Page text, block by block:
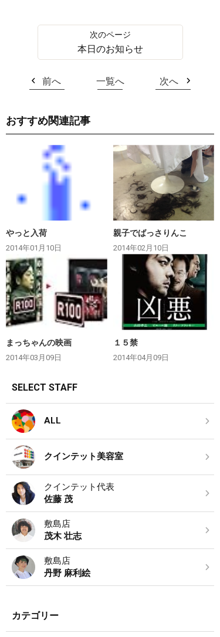
本日のお知らせ
前へ 一覧へ 次へ
おすすめ関連記事
やっと入荷
2014年01月10日
親子でばっさりんこ
2014年02月10日
まっちゃんの映画
2014年03月09日
１５禁
2014年04月09日
SELECT STAFF
ALL
クインテット美容室
クインテット代表
佐藤 茂
敷島店
茂木 壮志
敷島店
丹野 麻利絵
カテゴリー